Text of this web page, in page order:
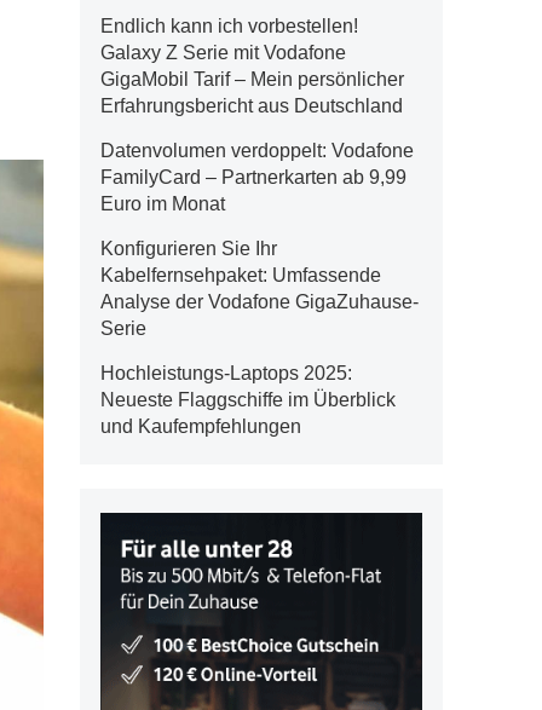
Endlich kann ich vorbestellen!
Galaxy Z Serie mit Vodafone
GigaMobil Tarif – Mein persönlicher
Erfahrungsbericht aus Deutschland
Datenvolumen verdoppelt: Vodafone
FamilyCard – Partnerkarten ab 9,99
Euro im Monat
Konfigurieren Sie Ihr
Kabelfernsehpaket: Umfassende
Analyse der Vodafone GigaZuhause-
Serie
Hochleistungs-Laptops 2025:
Neueste Flaggschiffe im Überblick
und Kaufempfehlungen